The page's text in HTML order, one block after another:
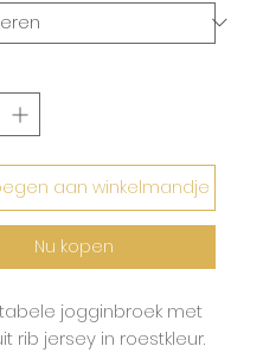
aan winkelmandje
Nu kopen
jogginbroek met
rib jersey in roestkleur.